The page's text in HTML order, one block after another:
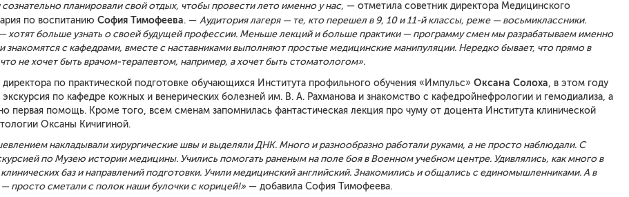
планировали свой отдых, чтобы провести лето именно у нас, — отметила советник директора Медицинского
по воспитанию София Тимофеева. — Аудиториялагеря— те, кто перешел в 9, 10 и 11-йклассы, реже — восьмиклассники.
хотят больше узнать о своей будущей профессии. Меньше лекций и больше практики — программу смен мы разрабатываем именно
знакомятся с кафедрами, вместе с наставниками выполняют простые медицинские манипуляции. Нередко бывает, что прямо в
не хочет быть врачом-терапевтом, например, а хочет быть стоматологом».
директора по практической подготовке обучающихся Института профильного обучения «Импульс» Оксана Солоха, в этом году
по кафедре кожных и венерических болезней им. В. А. Рахманова и знакомство с кафедройнефрологии и гемодиализа, а
первая помощь. Кроме того, всем сменам запомнилась фантастическая лекция про чуму от доцента Института клинической
Оксаны Кичигиной.
накладывали хирургические швыи выделяли ДНК. Много и разнообразно работали руками, а не просто наблюдали. С
по Музею истории медицины. Учились помогать раненым на поле боя в Военном учебном центре. Удивлялись, как много в
баз и направлений подготовки. Учили медицинский английский. Знакомились и общались с единомышленниками. А в
просто сметали с полок нашибулочки с корицей!» — добавила София Тимофеева.